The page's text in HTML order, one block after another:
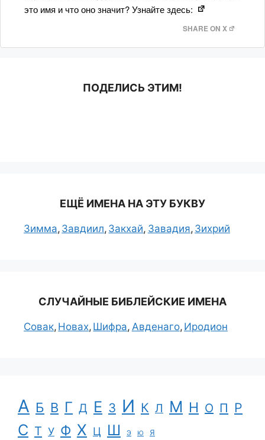
это имя и что оно значит? Узнайте здесь:
SHARE ON X
ПОДЕЛИСЬ ЭТИМ!
ЕЩЁ ИМЕНА НА ЭТУ БУКВУ
Зимма Завдиил Закхай Завадия Зихрий
СЛУЧАЙНЫЕ БИБЛЕЙСКИЕ ИМЕНА
Совак Новах Шифра Авденаго Иродион
А Б В Г Д Е З И К Л М Н О П Р
С Т У Ф Х Ц Ш Э Ю Я